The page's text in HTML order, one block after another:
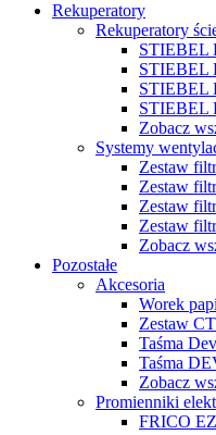
Rekuperatory
Rekuperatory
STIEBEL
STIEBEL
STIEBEL
STIEBEL
Zobacz
Systemy
Zestaw
Zestaw
Zestaw
Zestaw
Zobacz
Pozostałe
Akcesoria
Worek
Zestaw
Taśma
Taśma
Zobacz
Promienniki
FRICO